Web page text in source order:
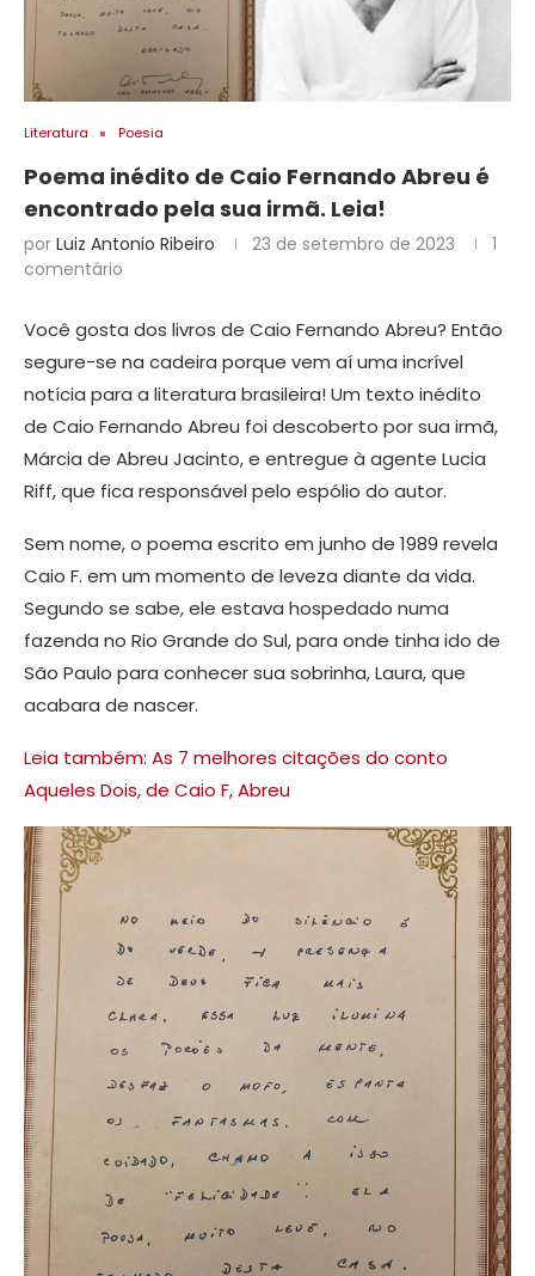
Literatura Poesia
Poema inédito de Caio Fernando Abreu é
encontrado pela sua irmã. Leia!
por Luiz Antonio Ribeiro 23 de setembro de 2023
1
comentário
Você gosta dos livros de Caio Fernando Abreu? Então
segure-se na cadeira porque vem aí uma incrível
notícia para a literatura brasileira! Um texto inédito
de Caio Fernando Abreu foi descoberto por sua irmã,
Márcia de Abreu Jacinto, e entregue à agente Lucia
Riff, que fica responsável pelo espólio do autor.
Sem nome, o poema escrito em junho de 1989 revela
Caio F. em um momento de leveza diante da vida.
Segundo se sabe, ele estava hospedado numa
fazenda no Rio Grande do Sul, para onde tinha ido de
São Paulo para conhecer sua sobrinha, Laura, que
acabara de nascer.
Leia também: As 7 melhores citações do conto
Aqueles Dois, de Caio F, Abreu